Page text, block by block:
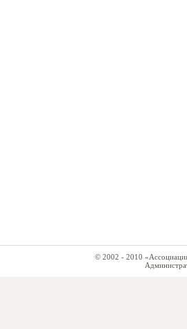
© 2002 - 2010 «Ассоциация